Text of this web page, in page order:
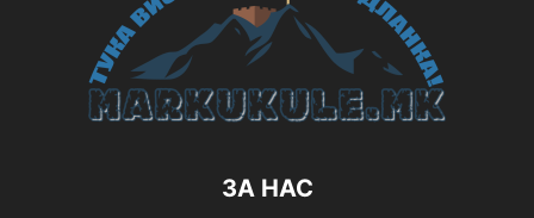
ЗА НАС